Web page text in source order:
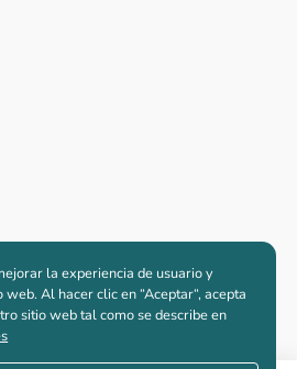
la experiencia de usuario y
Al hacer clic en “Aceptar“, acepta
sitio web tal como se describe en